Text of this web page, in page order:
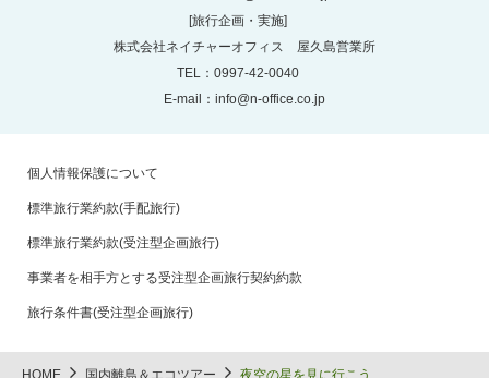
[旅行企画・実施]
株式会社ネイチャーオフィス 屋久島営業所
TEL：0997-42-0040
E-mail： info@n-office.co.jp
個人情報保護について
標準旅行業約款(手配旅行)
標準旅行業約款(受注型企画旅行)
事業者を相手方とする受注型企画旅行契約約款
旅行条件書(受注型企画旅行)